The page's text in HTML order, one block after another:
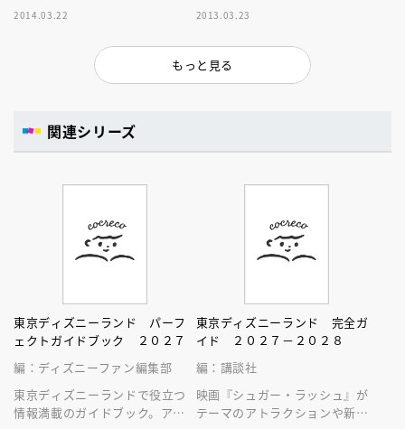
する、秘密と謎がいっぱいのガ
2014.03.22
たくさんつまったガイドブッ
2013.03.23
もっと見る
関連シリーズ
東京ディズニーランド パーフ
ェクトガイドブック ２０２７
編：ディズニーファン編集部
東京ディズニーランドで役立つ
情報満載のガイドブック。アト
東京ディズニーランド 完全ガ
イド ２０２７－２０２８
編：講談社
映画『シュガー・ラッシュ』が
テーマのアトラクションや新生